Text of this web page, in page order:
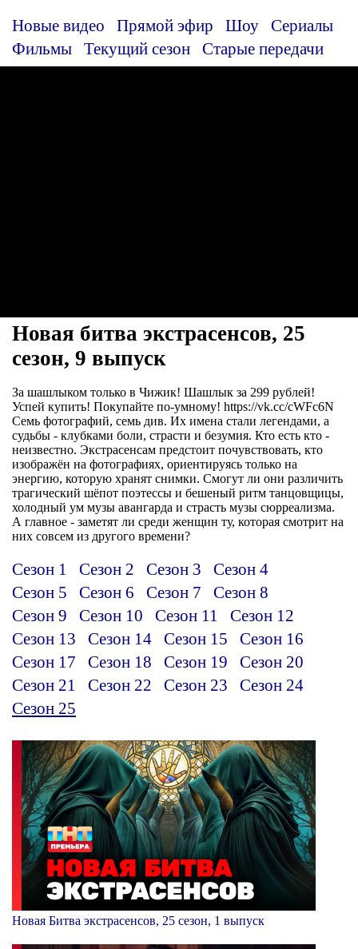
Новые видео Прямой эфир Шоу
Сериалы
Фильмы
Текущий сезон Старые передачи
Новая битва экстрасенсов, 25
сезон, 9 выпуск
За шашлыком только в Чижик! Шашлык за 299 рублей!
Успей купить! Покупайте по-умному! https://vk.cc/cWFc6N
Семь фотографий, семь див. Их имена стали легендами, а
судьбы - клубками боли, страсти и безумия. Кто есть кто -
неизвестно. Экстрасенсам предстоит почувствовать, кто
изображён на фотографиях, ориентируясь только на
энергию, которую хранят снимки. Смогут ли они различить
трагический шёпот поэтессы и бешеный ритм танцовщицы,
холодный ум музы авангарда и страсть музы сюрреализма.
А главное - заметят ли среди женщин ту, которая смотрит на
них совсем из другого времени?
Сезон 1 Сезон 2 Сезон 3
Сезон 4
Сезон 5
Сезон 6 Сезон 7
Сезон 8
Сезон 9
Сезон 10 Сезон 11
Сезон 12
Сезон 13
Сезон 14 Сезон 15
Сезон 16
Сезон 17
Сезон 18 Сезон 19
Сезон 20
Сезон 21
Сезон 22 Сезон 23
Сезон 24
Сезон 25
Новая Битва экстрасенсов, 25 сезон, 1 выпуск